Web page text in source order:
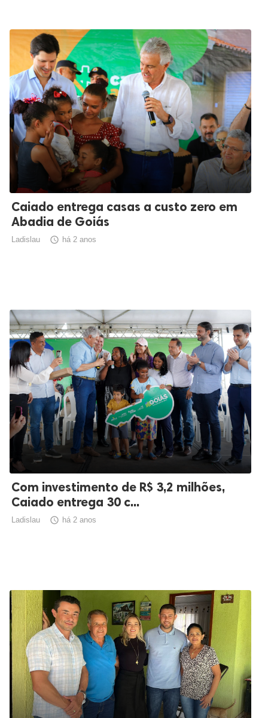
Caiado entrega casas a custo zero em
Abadia de Goiás
Ladislau  há 2 anos
Com investimento de R$ 3,2 milhões,
Caiado entrega 30 c...
Ladislau  há 2 anos